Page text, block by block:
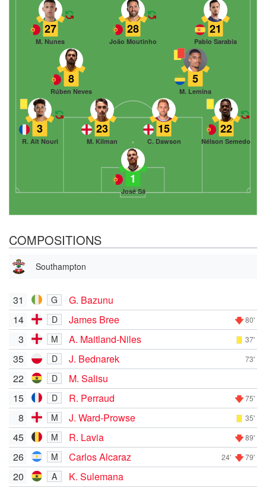
1
José Sá
3
R. Aït Nouri
23
M. Kilman
15
C. Dawson
22
Nélson Semedo
8
Rúben Neves
5
M. Lemina
27
M. Nunes
28
João Moutinho
21
Pablo Sarabia
COMPOSITIONS
Southampton
31 G
G. Bazunu
14
D James Bree 80'
3 M A. Maitland-Niles 37'
35 D J. Bednarek 73'
22 D
M. Salisu
15
D R. Perraud 75'
8 M J. Ward-Prowse 35'
45 M R. Lavia 89'
26 M Carlos Alcaraz 24' 79'
20 A
K. Sulemana